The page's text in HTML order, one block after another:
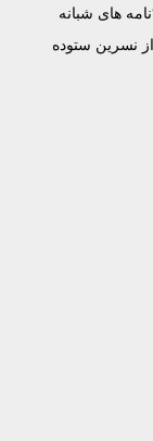
های شبانه
نسرین ستوده